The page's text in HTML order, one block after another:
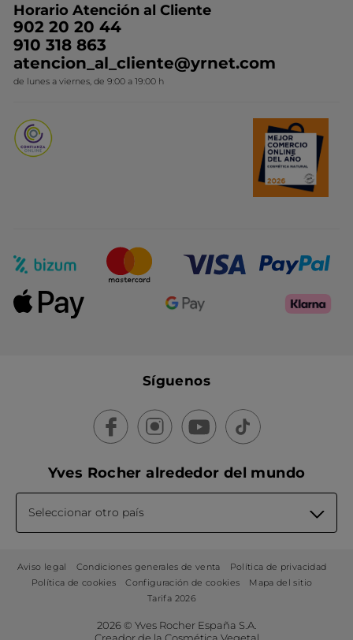
Conviértete en Franquiciada
Ideas de Regalo
Colección Monoi
Novedades del mes
Contacto
Horario Atención al Cliente
902 20 20 44
910 318 863
atencion_al_cliente@yrnet.com
de lunes a viernes, de 9:00 a 19:00 h
Síguenos
Yves Rocher alrededor del mundo
Seleccionar otro país
Aviso legal Condiciones generales de venta
Política de privacidad
Política de cookies
Configuración de cookies
Mapa del sitio
Tarifa 2026
2026 © Yves Rocher España S.A.
Creador de la Cosmética Vegetal